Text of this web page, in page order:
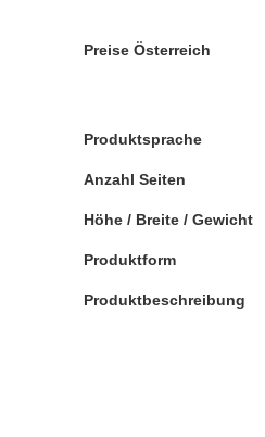
Preise Österreich
Produktsprache
Anzahl Seiten
Höhe / Breite / Gewicht
Produktform
Produktbeschreibung